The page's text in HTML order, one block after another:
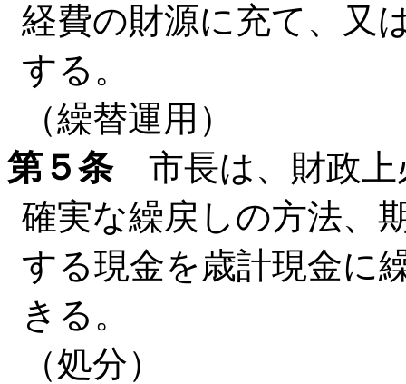
経費の財源に充て、又
する。
（繰替運用）
第５条市長は、財政上
確実な繰戻しの方法、
する現金を歳計現金に
きる。
（処分）